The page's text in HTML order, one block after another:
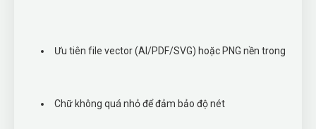
Ưu tiên file vector (AI/PDF/SVG) hoặc PNG nền trong
Chữ không quá nhỏ để đảm bảo độ nét